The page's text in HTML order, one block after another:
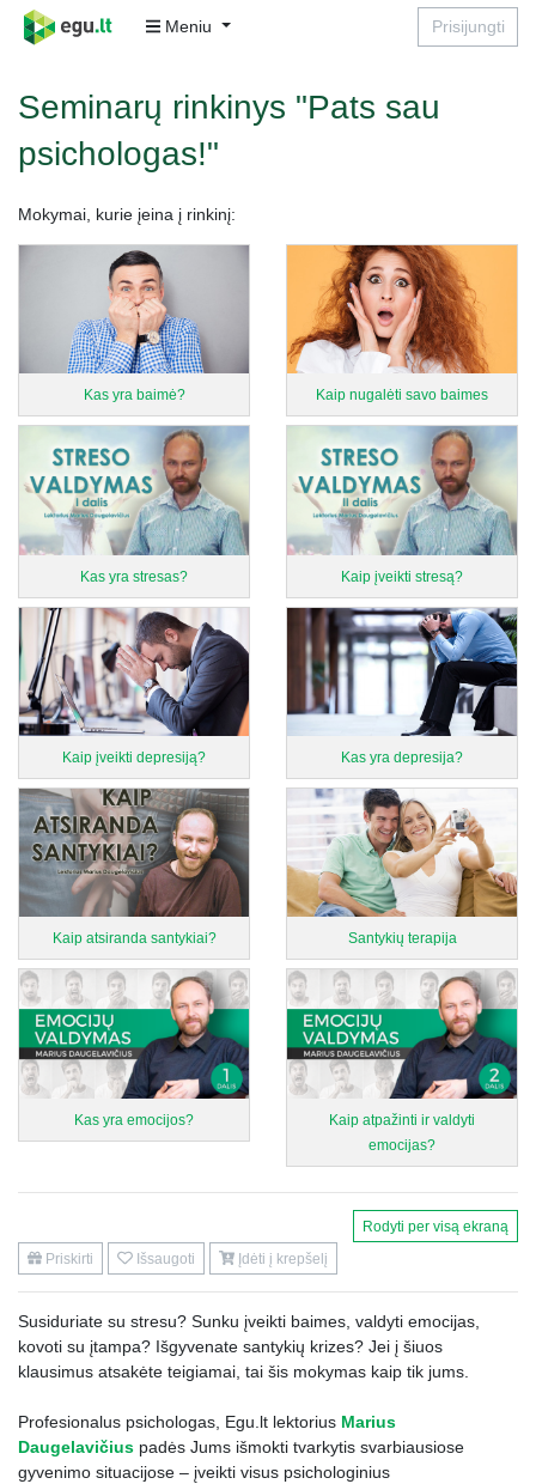
Meniu Prisijungti
Seminarų rinkinys "Pats sau
psichologas!"
Mokymai, kurie įeina į rinkinį:
Kas yra baimė? Kaip nugalėti savo baimes
Kas yra stresas? Kaip įveikti stresą?
Kaip įveikti depresiją? Kas yra depresija?
Kaip atsiranda santykiai? Santykių terapija
Kas yra emocijos?
Kaip atpažinti ir valdyti
emocijas?
Rodyti per visą ekraną
Priskirti
Išsaugoti Įdėti į krepšelį
Susiduriate su stresu? Sunku įveikti baimes, valdyti emocijas,
kovoti su įtampa? Išgyvenate santykių krizes? Jei į šiuos
klausimus atsakėte teigiamai, tai šis mokymas kaip tik jums.
Profesionalus psichologas, Egu.lt lektorius Marius
Daugelavičius padės Jums išmokti tvarkytis svarbiausiose
gyvenimo situacijose – įveikti visus psichologinius